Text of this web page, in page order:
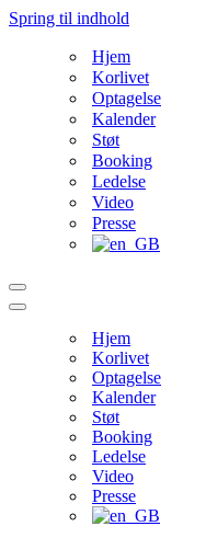
Spring til indhold
Hjem
Korlivet
Optagelse
Kalender
Støt
Booking
Ledelse
Video
Presse
Navigation
menu
Navigation
Hjem
Korlivet
Optagelse
Kalender
Støt
Booking
Ledelse
Video
Presse